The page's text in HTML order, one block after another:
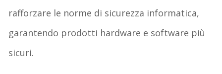
rafforzare le norme di sicurezza informatica,
garantendo prodotti hardware e software più
sicuri.